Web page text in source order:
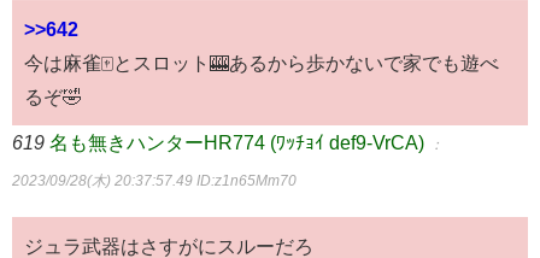
>>642
今は麻雀🀄とスロット🎰あるから歩かないで家でも遊べ
るぞ🤣
619 名も無きハンターHR774 (ﾜｯﾁｮｲ def9-VrCA) ：
2023/09/28(木) 20:37:57.49 ID:z1n65Mm70
ジュラ武器はさすがにスルーだろ